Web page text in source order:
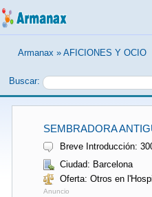
Armanax » AFICIONES Y OCIO
Buscar:
SEMBRADORA
Breve Introducción:
Ciudad: Barcelona
Oferta: Otros en
Anuncio